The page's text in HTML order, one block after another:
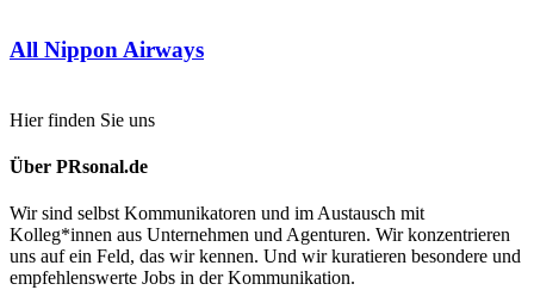
All Nippon Airways
Hier finden Sie uns
Über PRsonal.de
Wir sind selbst Kommunikatoren und im Austausch mit
Kolleg*innen aus Unternehmen und Agenturen. Wir konzentrieren
uns auf ein Feld, das wir kennen. Und wir kuratieren besondere und
empfehlenswerte Jobs in der Kommunikation.